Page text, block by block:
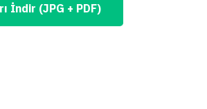
İndir (JPG + PDF)